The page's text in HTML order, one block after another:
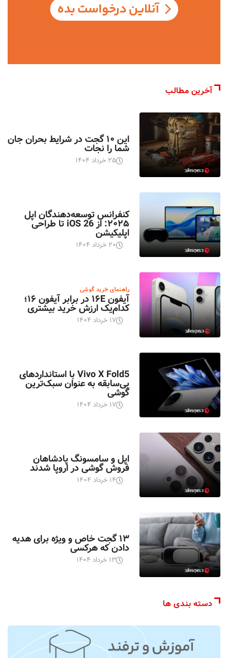
آخرین مطالب
این ۱۰ گجت در شرایط بحران جان
شما را نجات
۲۵ خرداد ۱۴۰۴
کنفرانس توسعه‌دهندگان اپل
۲۰۲۵: از iOS 26 تا طراحی
اپلیکیشن
۲۰ خرداد ۱۴۰۴
راهنمای خرید گوشی
آیفون ۱۶E در برابر آیفون ۱۶؛
کدام‌یک ارزش خرید بیشتری
۱۷ خرداد ۱۴۰۴
Vivo X Fold5 با استانداردهای
بی‌سابقه به عنوان سبک‌ترین
گوشی
۱۷ خرداد ۱۴۰۴
اپل و سامسونگ پادشاهان
فروش گوشی در اروپا شدند
۱۴ خرداد ۱۴۰۴
۱۳ گجت خاص و ویژه برای هدیه
دادن که هرکسی
۱۳ خرداد ۱۴۰۴
دسته بندی ها